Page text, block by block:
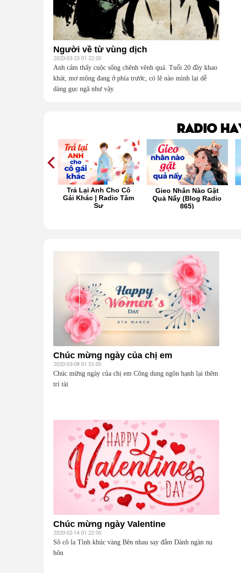
Người về từ vùng dịch
2020-03-23 01:22:00
Anh cảm thấy cuộc sống chênh vênh quá. Tuổi 20 đầy khao
khát, mơ mộng đang ở phía trước, có lẽ nào mình lại dễ
dàng gục ngã như vậy.
Radio
Trả Lại Anh Cho Cô
Gái Khác | Radio Tâm
Sự
Gieo Nhân Nào Gặt
Quả Nấy (Blog Radio
865)
Chúc mừng ngày của chị em
2020-03-08 01:55:00
Chúc mừng ngày của chị em Công dung ngôn hạnh lại thêm
trí tài
Chúc mừng ngày Valentine
2020-02-14 01:22:00
Sô cô la Tình khúc vàng Bên nhau say đắm Dành ngàn nụ
hôn